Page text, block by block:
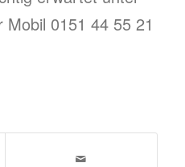
0151 44 55 21